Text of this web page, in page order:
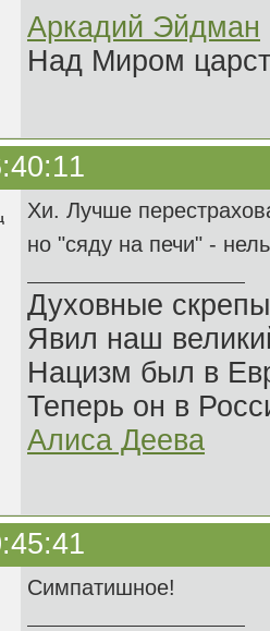
Аркадий Эйдман
Над Миром
Хи. Лучше
но "сяду на печи" -
Духовные
Явил наш
Нацизм был в
Теперь он в
Алиса Деева
Симпатишное!